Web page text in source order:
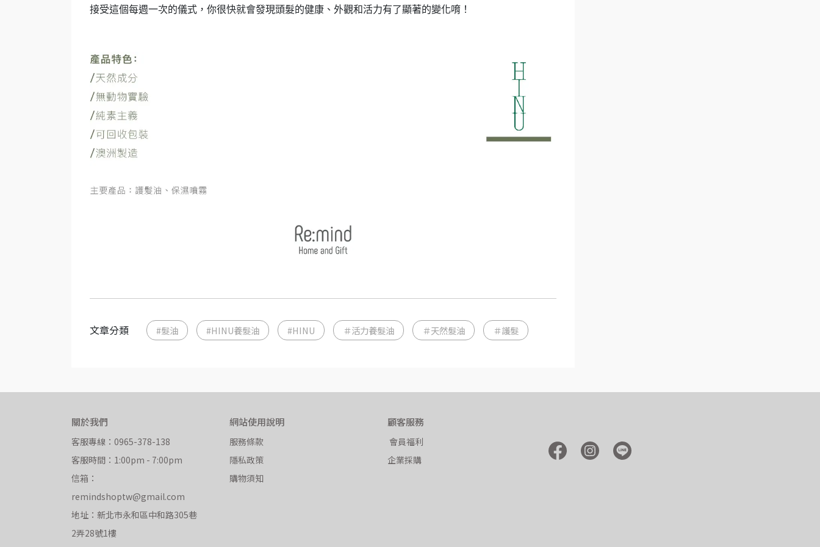
接受這個每週一次的儀式，你很快就會發現頭髮的健康、外觀和活力有了顯著的變化唷！
文章分類 #髮油 #HINU養髮油 #HINU ＃活力養髮油 ＃天然髮油 ＃護髮
關於我們
客服專線：0965-378-138
客服時間：1:00pm - 7:00pm
信箱：
remindshoptw@gmail.com
地址：新北市永和區中和路305巷
2弄28號1樓
網站使用說明
服務條款
隱私政策
購物須知
顧客服務
會員福利
企業採購